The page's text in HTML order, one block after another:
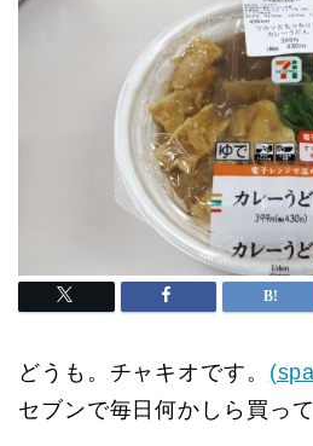
どうも。チャキオです。
セブンで毎日何かしら買って